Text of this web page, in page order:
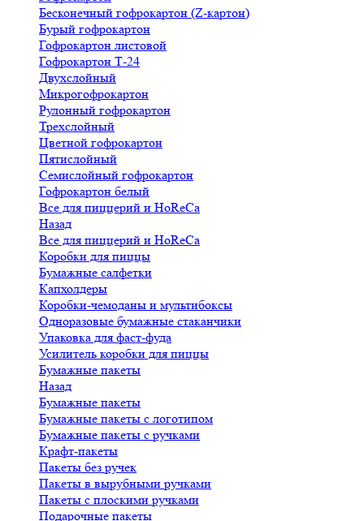
Бесконечный гофрокартон (Z-картон)
Бурый гофрокартон
Гофрокартон листовой
Гофрокартон Т-24
Двухслойный
Микрогофрокартон
Рулонный гофрокартон
Трехслойный
Цветной гофрокартон
Пятислойный
Семислойный гофрокартон
Гофрокартон белый
Все для пиццерий и HoReCa
Назад
Все для пиццерий и HoReCa
Коробки для пиццы
Бумажные салфетки
Капхолдеры
Коробки-чемоданы и мультибоксы
Одноразовые бумажные стаканчики
Упаковка для фаст-фуда
Усилитель коробки для пиццы
Бумажные пакеты
Назад
Бумажные пакеты
Бумажные пакеты с логотипом
Бумажные пакеты с ручками
Крафт-пакеты
Пакеты без ручек
Пакеты в вырубными ручками
Пакеты с плоскими ручками
Подарочные пакеты